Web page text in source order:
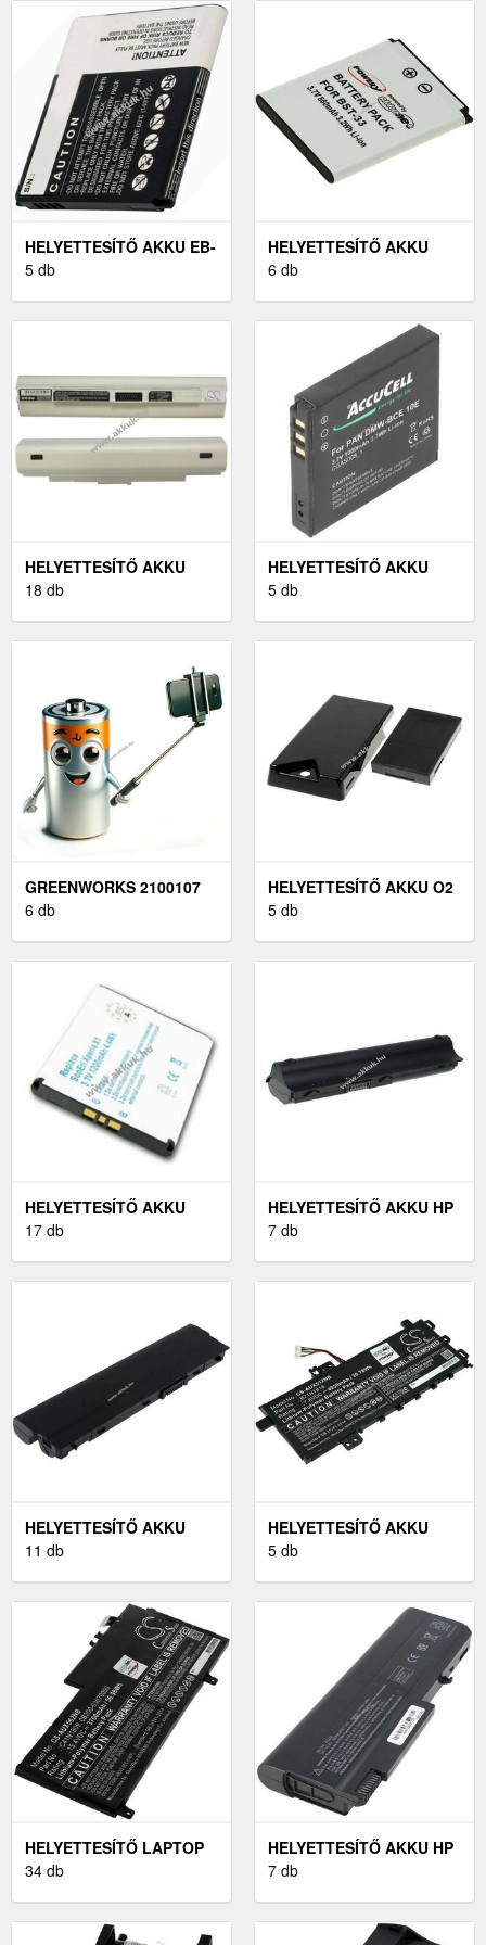
HELYETTESÍTŐ AKKU EB-
L1H9KLABXAR
5 db
HELYETTESÍTŐ AKKU
SONY-ERICSSON W890I
6 db
HELYETTESÍTŐ AKKU
ACER ASPIRE ONE 531
18 db
HELYETTESÍTŐ AKKU
PANASONIC LUMIX DMC-
5 db
GREENWORKS 2100107
AKKU (HELYETTESÍTŐ)
6 db
HELYETTESÍTŐ AKKU O2
XDA DIAMOND
5 db
HELYETTESÍTŐ AKKU
SONY-ERICSSON XPERIA
17 db
HELYETTESÍTŐ AKKU HP
TÍPUS 593554-001
7 db
HELYETTESÍTŐ AKKU
DELL LATITUDE E6430S
11 db
HELYETTESÍTŐ AKKU
ASUS TÍPUS B21N1818
5 db
HELYETTESÍTŐ LAPTOP
AKKU ASUS UX562FD
34 db
HELYETTESÍTŐ AKKU HP
PROBOOK 6445B
7 db